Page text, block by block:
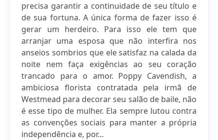
precisa garantir a continuidade de seu título e
de sua fortuna. A única forma de fazer isso é
gerar um herdeiro. Para isso ele tem que
arranjar uma esposa que não interfira nos
anseios sombrios que ele satisfaz na calada da
noite nem faça exigências ao seu coração
trancado para o amor. Poppy Cavendish, a
ambiciosa florista contratada pela irmã de
Westmead para decorar seu salão de baile, não
é esse tipo de mulher. Ela sempre lutou contra
as convenções sociais para manter a própria
independência e, por...